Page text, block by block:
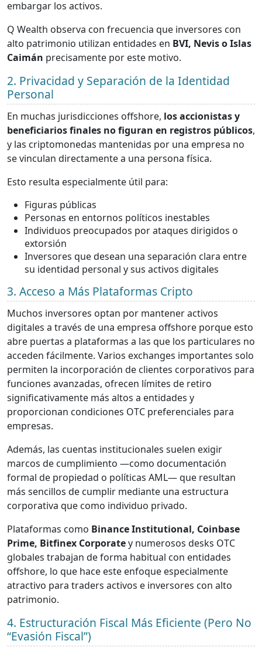
embargar los activos.
Q Wealth observa con frecuencia que inversores con
alto patrimonio utilizan entidades en BVI, Nevis o Islas
Caimán precisamente por este motivo.
2. Privacidad y Separación de la Identidad
Personal
En muchas jurisdicciones offshore, los accionistas y
beneficiarios finales no figuran en registros públicos,
y las criptomonedas mantenidas por una empresa no
se vinculan directamente a una persona física.
Esto resulta especialmente útil para:
Figuras públicas
Personas en entornos políticos inestables
Individuos preocupados por ataques dirigidos o
extorsión
Inversores que desean una separación clara entre
su identidad personal y sus activos digitales
3. Acceso a Más Plataformas Cripto
Muchos inversores optan por mantener activos
digitales a través de una empresa offshore porque esto
abre puertas a plataformas a las que los particulares no
acceden fácilmente. Varios exchanges importantes solo
permiten la incorporación de clientes corporativos para
funciones avanzadas, ofrecen límites de retiro
significativamente más altos a entidades y
proporcionan condiciones OTC preferenciales para
empresas.
Además, las cuentas institucionales suelen exigir
marcos de cumplimiento —como documentación
formal de propiedad o políticas AML— que resultan
más sencillos de cumplir mediante una estructura
corporativa que como individuo privado.
Plataformas como Binance Institutional, Coinbase
Prime, Bitfinex Corporatey numerosos desks OTC
globales trabajan de forma habitual con entidades
offshore, lo que hace este enfoque especialmente
atractivo para traders activos e inversores con alto
patrimonio.
4. Estructuración Fiscal Más Eficiente (Pero No
“Evasión Fiscal”)